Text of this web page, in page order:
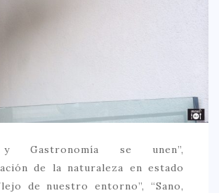
y Gastronomía se unen”,
de la naturaleza en estado
de nuestro entorno”, “Sano,